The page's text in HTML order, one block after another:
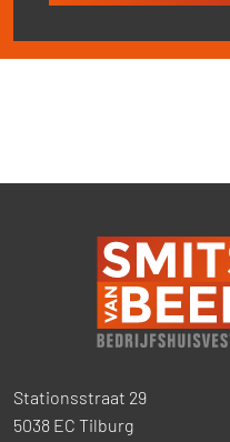
Stationsstraat 29
5038 EC Tilburg